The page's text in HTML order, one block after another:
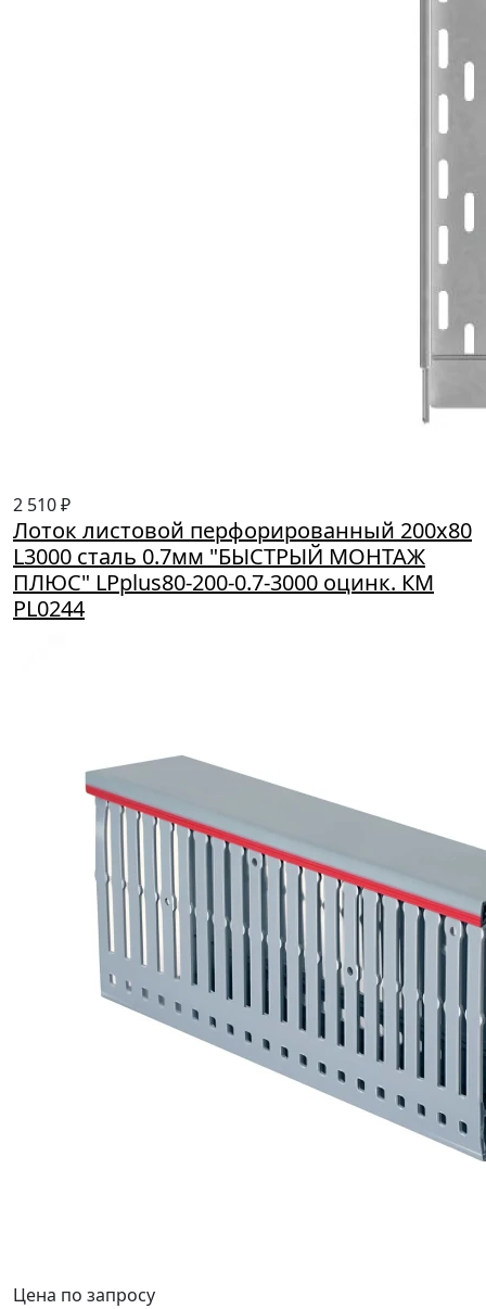
2 510 ₽
Лоток листовой перфорированный 200х80
L3000 сталь 0.7мм "БЫСТРЫЙ МОНТАЖ
ПЛЮС" LPplus80-200-0.7-3000 оцинк. КМ
PL0244
Цена по запросу